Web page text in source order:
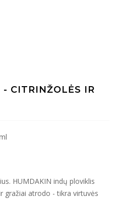
CITRINŽOLĖS IR
HUMDAKIN indų ploviklis
gražiai atrodo - tikra virtuvės